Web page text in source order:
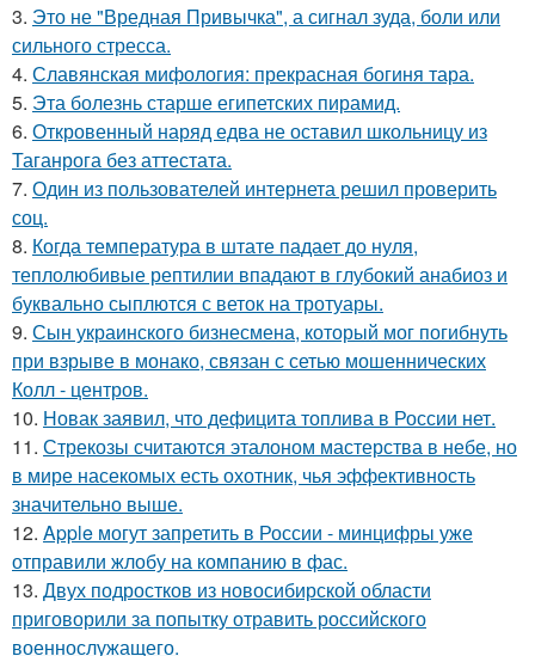
3. Это не "Вредная Привычка", а сигнал зуда, боли или
сильного стресса.
4. Славянская мифология: прекрасная богиня тара.
5. Эта болезнь старше египетских пирамид.
6. Откровенный наряд едва не оставил школьницу из
Таганрога без аттестата.
7. Один из пользователей интернета решил проверить
соц.
8. Когда температура в штате падает до нуля,
теплолюбивые рептилии впадают в глубокий анабиоз и
буквально сыплются с веток на тротуары.
9. Сын украинского бизнесмена, который мог погибнуть
при взрыве в монако, связан с сетью мошеннических
Колл - центров.
10. Новак заявил, что дефицита топлива в России нет.
11. Стрекозы считаются эталоном мастерства в небе, но
в мире насекомых есть охотник, чья эффективность
значительно выше.
12. Apple могут запретить в России - минцифры уже
отправили жлобу на компанию в фас.
13. Двух подростков из новосибирской области
приговорили за попытку отравить российского
военнослужащего.